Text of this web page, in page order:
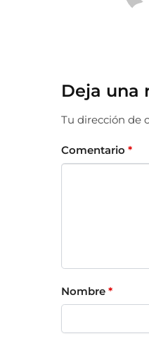
Deja una
Tu dirección de
Comentario *
Nombre *